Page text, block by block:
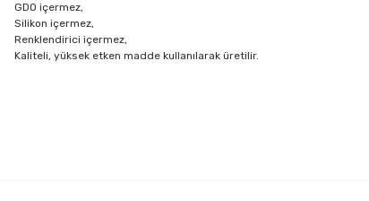
GDO içermez,
Silikon içermez,
Renklendirici içermez,
Kaliteli, yüksek etken madde kullanılarak üretilir.